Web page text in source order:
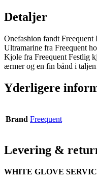
Detaljer
Onefashion fandt
Ultramarine fra Freequent
Kjole fra Freequent Festlig
ærmer og en fin bånd i
Yderligere
Brand Freequent
Levering &
WHITE GLOVE